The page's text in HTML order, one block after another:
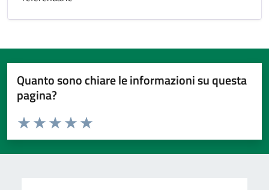
Quanto sono chiare le informazioni su questa
pagina?
Valuta da 1 a 5 stelle la pagina
Valuta 5 stelle su 5
Valuta 4 stelle su 5
Valuta 3 stelle su 5
Valuta 2 stelle su 5
Valuta 1 stelle su 5